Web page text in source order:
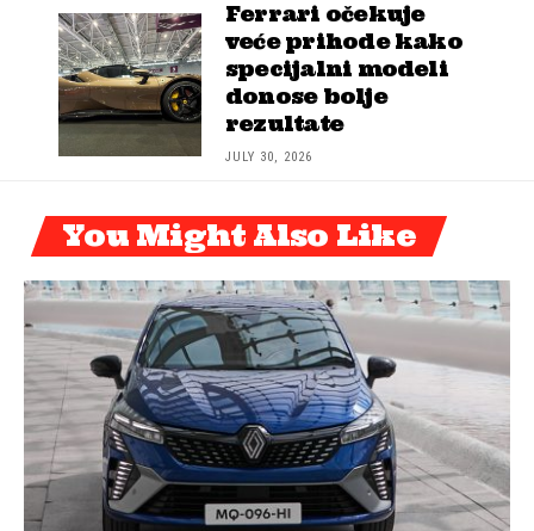
Ferrari očekuje
veće prihode kako
specijalni modeli
donose bolje
rezultate
JULY 30, 2026
You Might Also Like